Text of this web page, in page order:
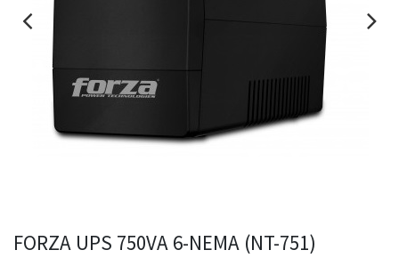
FORZA UPS 750VA 6-NEMA (NT-751)